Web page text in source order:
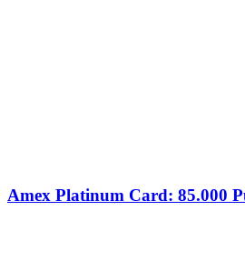
Amex Platinum Card: 85.000